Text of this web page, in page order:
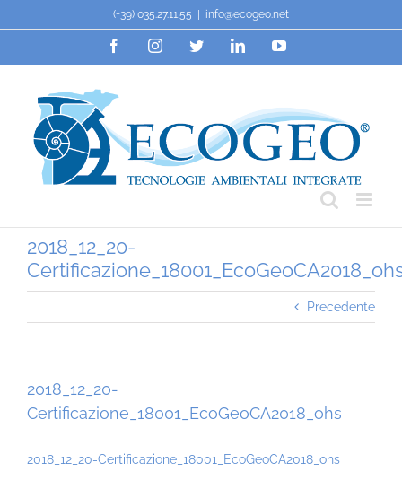
al
(+39) 035.27.11.55 info@ecogeo.net
FacebookInstagramTwitterLinkedInYouTube
2018_12_20-
Precedente
2018_12_20-
Certificazione_18001_EcoGeoCA2018_ohs
2018_12_20-Certificazione_18001_EcoGeoCA2018_ohs